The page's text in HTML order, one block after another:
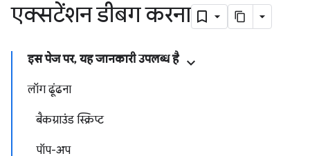
एक्सटेंशन डीबग करना
इस पेज पर, यह जानकारी उपलब्ध है
लॉग ढूंढना
बैकग्राउंड स्क्रिप्ट
पॉप-अप